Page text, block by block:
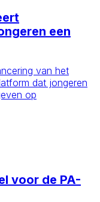
een
van het
dat jongeren
op
voor de PA-